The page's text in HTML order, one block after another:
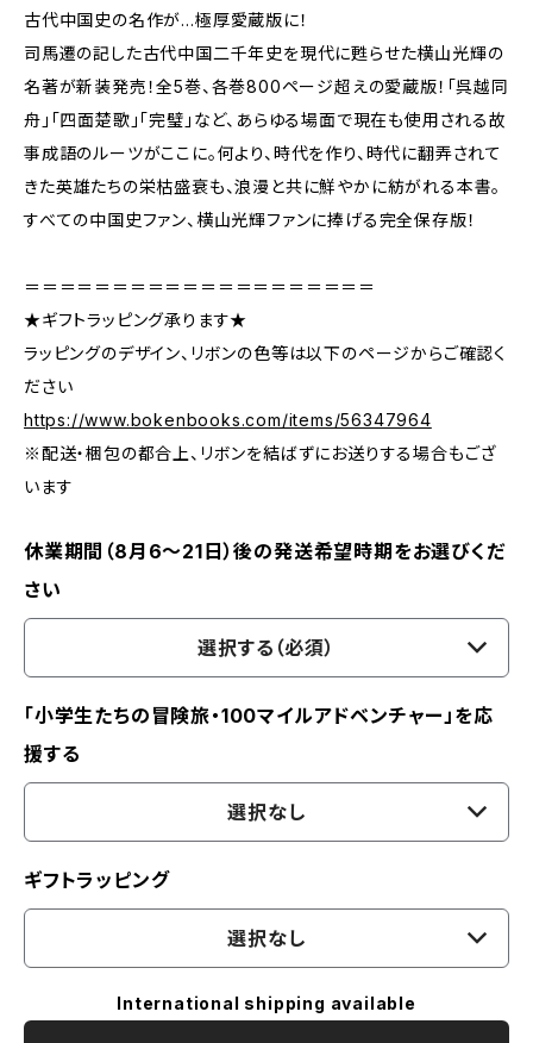
古代中国史の名作が…極厚愛蔵版に！
司馬遷の記した古代中国二千年史を現代に甦らせた横山光輝の
名著が新装発売！全5巻、各巻800ページ超えの愛蔵版！「呉越同
舟」「四面楚歌」「完璧」など、あらゆる場面で現在も使用される故
事成語のルーツがここに。何より、時代を作り、時代に翻弄されて
きた英雄たちの栄枯盛衰も、浪漫と共に鮮やかに紡がれる本書。
すべての中国史ファン、横山光輝ファンに捧げる完全保存版！
＝＝＝＝＝＝＝＝＝＝＝＝＝＝＝＝＝＝＝＝
★ギフトラッピング承ります★
ラッピングのデザイン、リボンの色等は以下のページからご確認く
ださい
https://www.bokenbooks.com/items/56347964
※配送・梱包の都合上、リボンを結ばずにお送りする場合もござ
います
休業期間（8月6〜21日）後の発送希望時期をお選びくだ
さい
選択する（必須）
「小学生たちの冒険旅・100マイルアドベンチャー」を応
援する
選択なし
ギフトラッピング
選択なし
International shipping available